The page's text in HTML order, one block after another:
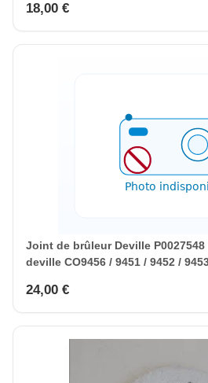
18,00 €
Joint de brûleur Deville
deville CO9456 / 9451 / 9452 /
24,00 €